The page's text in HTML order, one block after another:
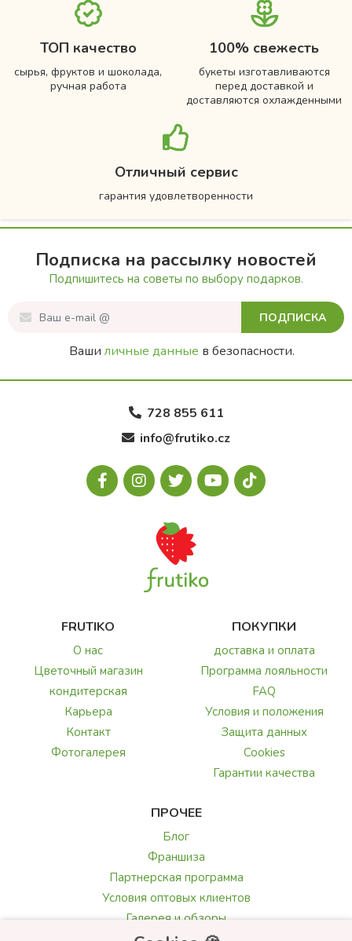
ТОП качество
сырья, фруктов и шоколада,
ручная работа
100% свежесть
букеты изготавливаются
перед доставкой и
доставляются охлажденными
Отличный сервис
гарантия удовлетворенности
Подписка на рассылку новостей
Подпишитесь на советы по выбору подарков.
ПОДПИСКА
Ваши личные данные в безопасности.
728 855 611
info@frutiko.cz
FRUTIKO
О нас
Цветочный магазин
кондитерская
Карьера
Контакт
Фотогалерея
ПОКУПКИ
доставка и оплата
Программа лояльности
FAQ
Условия и положения
Защита данных
Cookies
Гарантии качества
ПРОЧЕЕ
Блог
Франшиза
Партнерская программа
Условия оптовых клиентов
Галерея и обзоры